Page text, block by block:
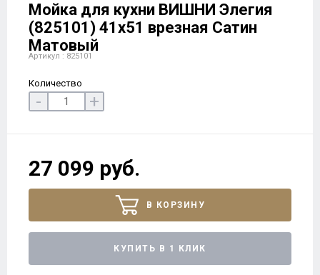
Мойка для кухни ВИШНИ Элегия
(825101) 41х51 врезная Сатин
Матовый
Артикул : 825101
Количество
- +
27 099 руб.
В КОРЗИНУ
КУПИТЬ В 1 КЛИК